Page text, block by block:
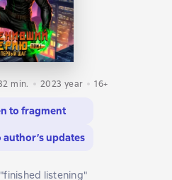
min. 2023 year 16+
to fragment
author’s updates
listening"